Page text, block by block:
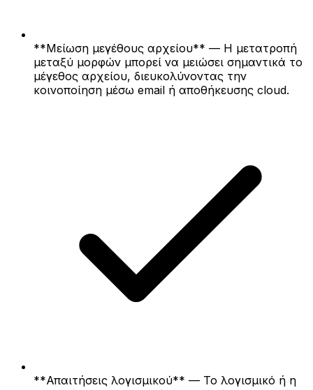
**Μείωση μεγέθους αρχείου** — Η μετατροπή
μεταξύ μορφών μπορεί να μειώσει σημαντικά το
μέγεθος αρχείου, διευκολύνοντας την
κοινοποίηση μέσω email ή αποθήκευσης cloud.
**Απαιτήσεις λογισμικού** — Το λογισμικό ή η